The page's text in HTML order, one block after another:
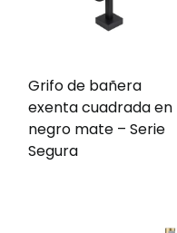
Grifo de bañera
exenta cuadrada en
negro mate – Serie
Segura